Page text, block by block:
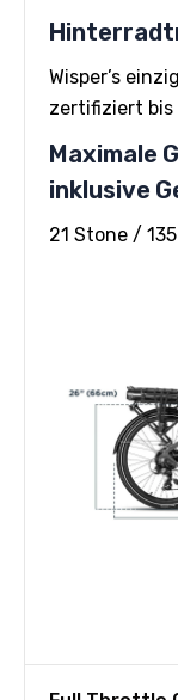
Wisper’s
zertifiziert bis
Maximale
inklusive
21 Stone /